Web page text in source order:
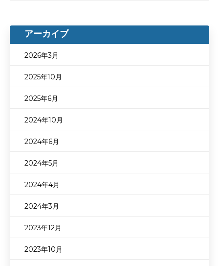
アーカイブ
2026年3月
2025年10月
2025年6月
2024年10月
2024年6月
2024年5月
2024年4月
2024年3月
2023年12月
2023年10月